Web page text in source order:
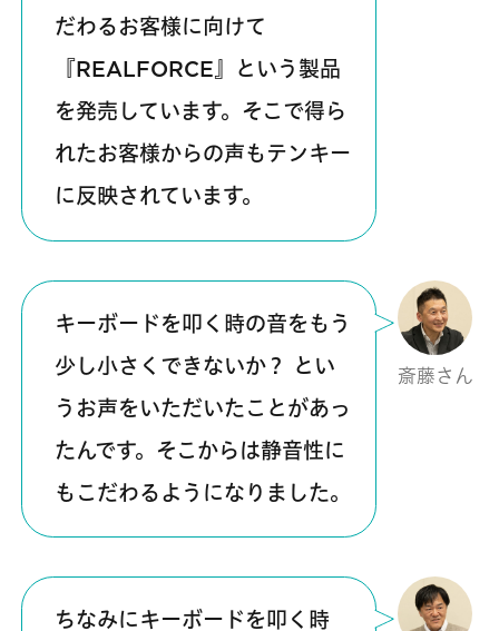
だわるお客様に向けて
『REALFORCE』という製品
を発売しています。そこで得ら
れたお客様からの声もテンキー
に反映されています。
斎藤さん
キーボードを叩く時の音をもう
少し小さくできないか？ とい
うお声をいただいたことがあっ
たんです。そこからは静音性に
もこだわるようになりました。
ちなみにキーボードを叩く時